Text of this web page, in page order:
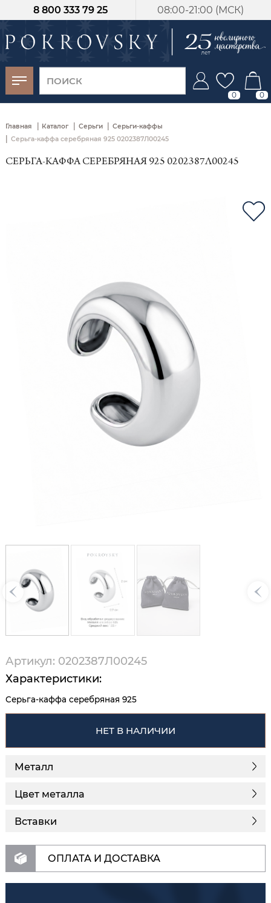
08:00-21:00 (МСК)
8 800 333 79 25
0 0
Главная | Каталог | Серьги | Серьги-каффы
| Серьга-каффа серебряная 925 0202387Л00245
СЕРЬГА-КАФФА СЕРЕБРЯНАЯ 925 0202387Л00245
Артикул: 0202387Л00245
Характеристики:
Серьга-каффа серебряная 925
НЕТ В НАЛИЧИИ
Металл
Цвет металла
Вставки
ОПЛАТА И ДОСТАВКА
-30%
от 15 дней с
момента оплаты